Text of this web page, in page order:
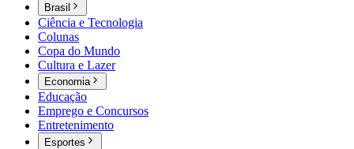
Brasil
Ciência e Tecnologia
Colunas
Copa do Mundo
Cultura e Lazer
Economia
Educação
Emprego e Concursos
Entretenimento
Esportes